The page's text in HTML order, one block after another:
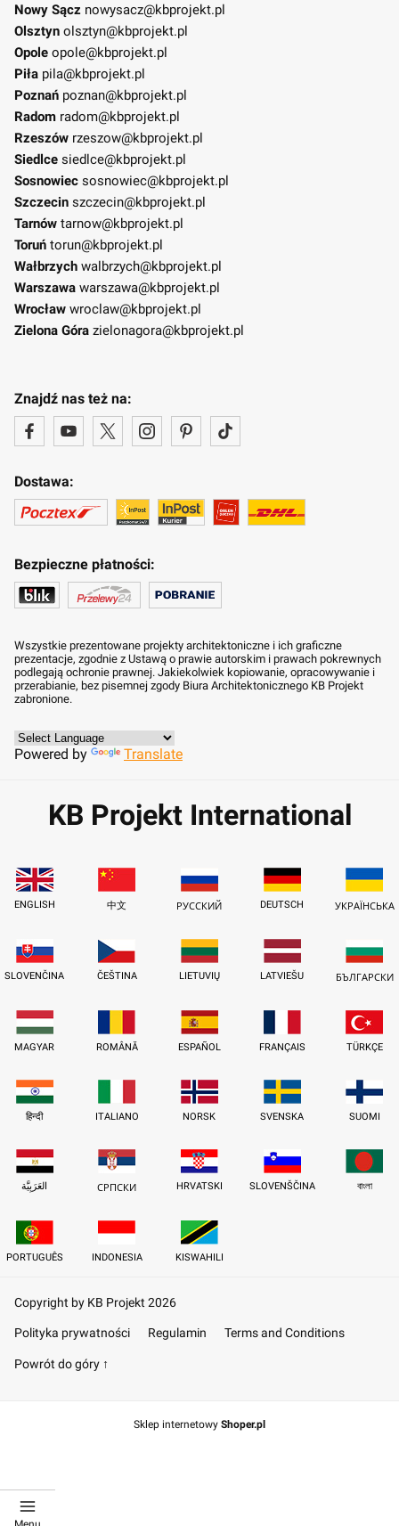
Nowy Sącz nowysacz@kbprojekt.pl
Olsztyn olsztyn@kbprojekt.pl
Opole opole@kbprojekt.pl
Piła pila@kbprojekt.pl
Poznań poznan@kbprojekt.pl
Radom radom@kbprojekt.pl
Rzeszów rzeszow@kbprojekt.pl
Siedlce siedlce@kbprojekt.pl
Sosnowiec sosnowiec@kbprojekt.pl
Szczecin szczecin@kbprojekt.pl
Tarnów tarnow@kbprojekt.pl
Toruń torun@kbprojekt.pl
Wałbrzych walbrzych@kbprojekt.pl
Warszawa warszawa@kbprojekt.pl
Wrocław wroclaw@kbprojekt.pl
Zielona Góra zielonagora@kbprojekt.pl
Znajdź nas też na:
Dostawa:
Bezpieczne płatności:
Wszystkie prezentowane projekty architektoniczne i ich graficzne
prezentacje, zgodnie z Ustawą o prawie autorskim i prawach pokrewnych
podlegają ochronie prawnej. Jakiekolwiek kopiowanie, opracowywanie i
przerabianie, bez pisemnej zgody Biura Architektonicznego KB Projekt
zabronione.
Powered by Translate
KB Projekt International
ENGLISH 中文 РУССКИЙ DEUTSCH УКРАЇНСЬКА
SLOVENČINA ČEŠTINA LIETUVIŲ LATVIEŠU БЪЛГАРСКИ
MAGYAR ROMÂNĂ ESPAÑOL FRANÇAIS TÜRKÇE
हिन्दी ITALIANO NORSK SVENSKA SUOMI
العَرَبِيَّة СРПСКИ HRVATSKI SLOVENŠČINA বাংলা
PORTUGUÊS INDONESIA KISWAHILI
Copyright by KB Projekt 2026
Polityka prywatności Regulamin Terms and Conditions
Powrót do góry ↑
Sklep internetowy Shoper.pl